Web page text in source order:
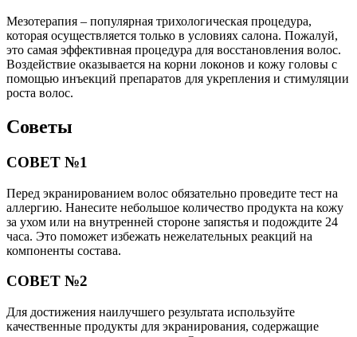
Мезотерапия – популярная трихологическая процедура,
которая осуществляется только в условиях салона. Пожалуй,
это самая эффективная процедура для восстановления волос.
Воздействие оказывается на корни локонов и кожу головы с
помощью инъекций препаратов для укрепления и стимуляции
роста волос.
Советы
СОВЕТ №1
Перед экранированием волос обязательно проведите тест на
аллергию. Нанесите небольшое количество продукта на кожу
за ухом или на внутренней стороне запястья и подождите 24
часа. Это поможет избежать нежелательных реакций на
компоненты состава.
СОВЕТ №2
Для достижения наилучшего результата используйте
качественные продукты для экранирования, содержащие